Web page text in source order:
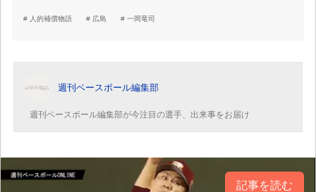
人的補償物語 広島 一岡竜司
週刊ベースボール編集部
週刊ベースボール編集部が今注目の選手、出来事をお届け
記事を読む